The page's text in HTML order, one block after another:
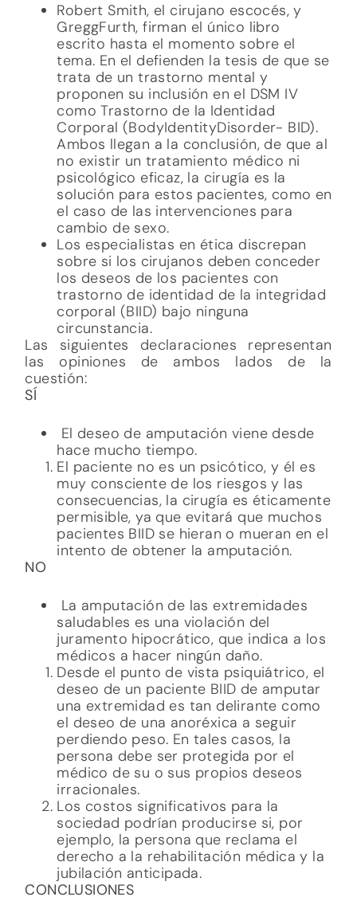
Robert Smith, el cirujano escocés, y
GreggFurth, firman el único libro
escrito hasta el momento sobre el
tema. En el defienden la tesis de que se
trata de un trastorno mental y
proponen su inclusión en el DSM IV
como Trastorno de la Identidad
Corporal (BodyIdentityDisorder- BID).
Ambos llegan a la conclusión, de que al
no existir un tratamiento médico ni
psicológico eficaz, la cirugía es la
solución para estos pacientes, como en
el caso de las intervenciones para
cambio de sexo.
Los especialistas en ética discrepan
sobre si los cirujanos deben conceder
los deseos de los pacientes con
trastorno de identidad de la integridad
corporal (BIID) bajo ninguna
circunstancia.
Las siguientes declaraciones representan
las opiniones de ambos lados de la
cuestión:
SÍ
El deseo de amputación viene desde
hace mucho tiempo.
El paciente no es un psicótico, y él es
muy consciente de los riesgos y las
consecuencias, la cirugía es éticamente
permisible, ya que evitará que muchos
pacientes BIID se hieran o mueran en el
intento de obtener la amputación.
NO
La amputación de las extremidades
saludables es una violación del
juramento hipocrático, que indica a los
médicos a hacer ningún daño.
Desde el punto de vista psiquiátrico, el
deseo de un paciente BIID de amputar
una extremidad es tan delirante como
el deseo de una anoréxica a seguir
perdiendo peso. En tales casos, la
persona debe ser protegida por el
médico de su o sus propios deseos
irracionales.
Los costos significativos para la
sociedad podrían producirse si, por
ejemplo, la persona que reclama el
derecho a la rehabilitación médica y la
jubilación anticipada.
CONCLUSIONES